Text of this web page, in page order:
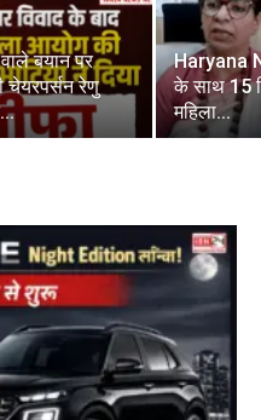
बयान पर
चेयरपर्सन रेणु
Haryana
के साथ 15
महिला...